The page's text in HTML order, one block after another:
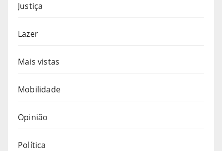
Justiça
Lazer
Mais vistas
Mobilidade
Opinião
Política